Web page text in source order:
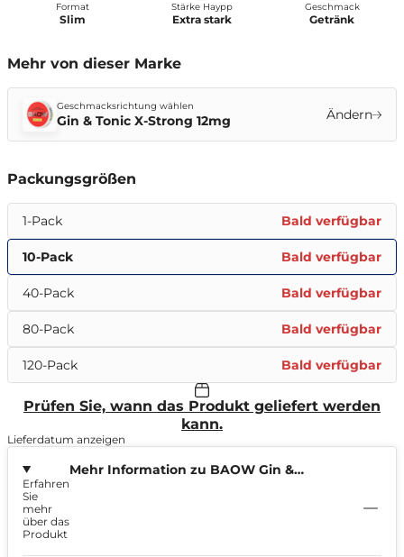
Format
Slim
Stärke Haypp
Extra stark
Geschmack
Getränk
Mehr von dieser Marke
Geschmacksrichtung wählen
Gin & Tonic X-Strong 12mg Ändern
Packungsgrößen
1-Pack Bald verfügbar
10-Pack Bald verfügbar
40-Pack Bald verfügbar
80-Pack Bald verfügbar
120-Pack Bald verfügbar
Prüfen Sie, wann das Produkt geliefert werden
kann.
Lieferdatum anzeigen
Mehr Information zu BAOW Gin &
Erfahren
Sie
mehr
über das
Produkt